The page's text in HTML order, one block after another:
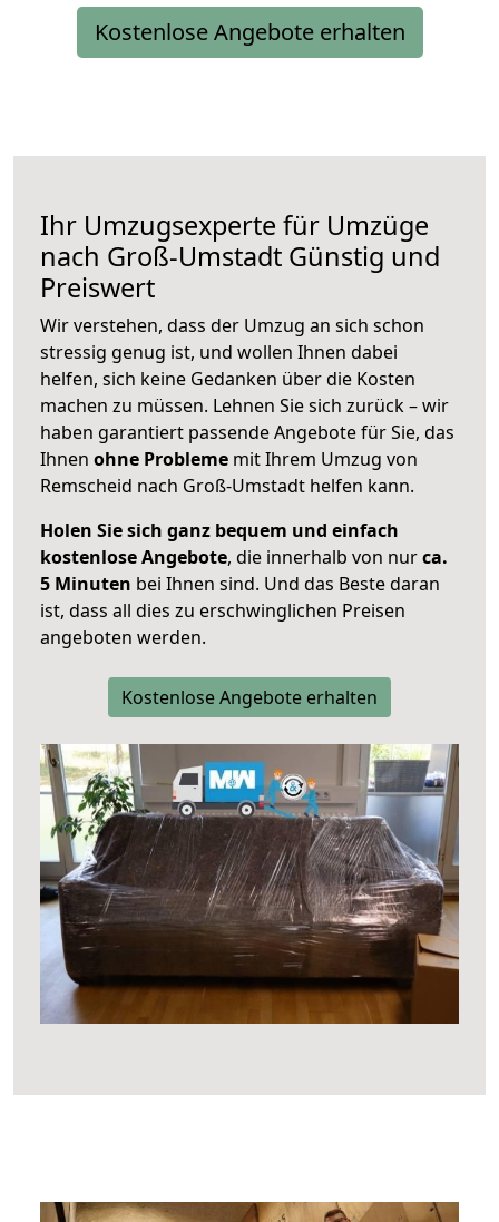
Kostenlose Angebote erhalten
Ihr Umzugsexperte für Umzüge
nach Groß-Umstadt Günstig und
Preiswert
Wir verstehen, dass der Umzug an sich schon
stressig genug ist, und wollen Ihnen dabei
helfen, sich keine Gedanken über die Kosten
machen zu müssen. Lehnen Sie sich zurück – wir
haben garantiert passende Angebote für Sie, das
Ihnen ohne Probleme mit Ihrem Umzug von
Remscheid nach Groß-Umstadt helfen kann.
Holen Sie sich ganz bequem und einfach
kostenlose Angebote, die innerhalb von nurca.
5 Minuten bei Ihnen sind. Und das Beste daran
ist, dass all dies zu erschwinglichen Preisen
angeboten werden.
Kostenlose Angebote erhalten